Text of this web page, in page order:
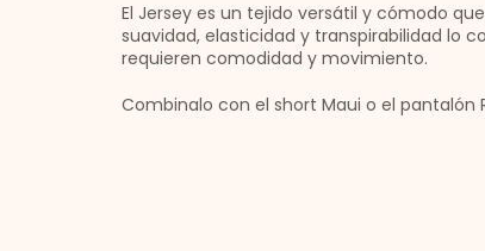
El Jersey es un tejido versátil y cómodo
suavidad, elasticidad y transpirabilidad lo
requieren comodidad y movimiento.
Combinalo con el short Maui o el pantalón